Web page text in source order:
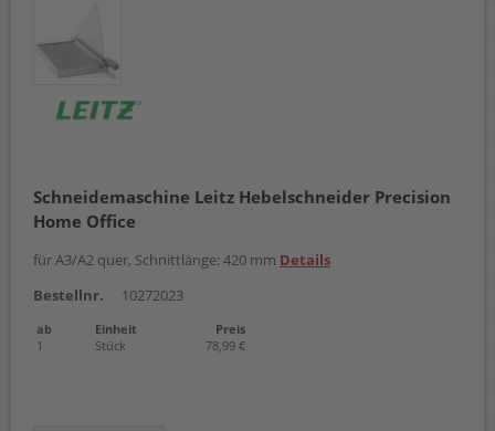
Schneidemaschine Leitz Hebelschneider Precision
Home Office
für A3/A2 quer, Schnittlänge: 420 mm Details
Bestellnr.
10272023
ab Einheit
Preis
1
Stück 78,99 €